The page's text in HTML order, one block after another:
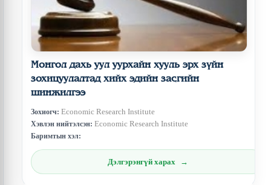
Монгол дахь уул уурхайн хууль эрх зүйн
зохицуулалтад хийх эдийн засгийн
шинжилгээ
Зохиогч: Economic Research Institute
Хэвлэн нийтэлсэн: Economic Research Institute
Баримтын хэл:
Дэлгэрэнгүй харах